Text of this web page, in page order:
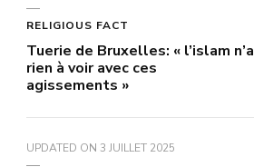
RELIGIOUS FACT
Tuerie de Bruxelles: « l’islam n’a
rien à voir avec ces
agissements »
UPDATED ON 3 JUILLET 2025